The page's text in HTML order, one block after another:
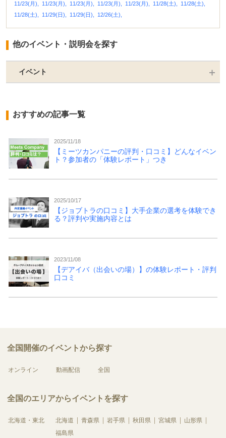
11/23(月),
11/23(月), 11/23(月), 11/23(月), 11/23(月), 11/28(土),
11/28(土),
11/28(土),
11/29(日), 11/29(日), 12/26(土),
他のイベント・説明会を探す
イベント
おすすめの記事一覧
2025/11/18
【ミーツカンパニーの評判・口コミ】どんなイベン
ト？参加者の「体験レポート」つき
2025/10/17
【ジョブトラの口コミ】大手企業の選考を体験でき
る？評判や実施内容とは
2023/11/08
【デアイバ（出会いの場）】の体験レポート・評判
口コミ
全国開催のイベントから探す
オンライン 動画配信 全国
全国のエリアからイベントを探す
北海道・東北 北海道 青森県 岩手県 秋田県 宮城県
山形県
福島県